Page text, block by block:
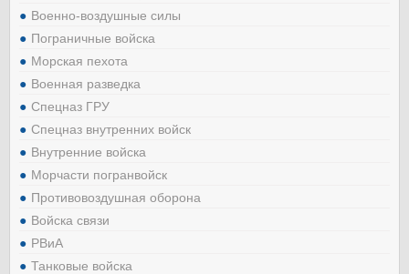
Военно-воздушные силы
Пограничные войска
Морская пехота
Военная разведка
Спецназ ГРУ
Спецназ внутренних войск
Внутренние войска
Морчасти погранвойск
Противовоздушная оборона
Войска связи
РВиА
Танковые войска